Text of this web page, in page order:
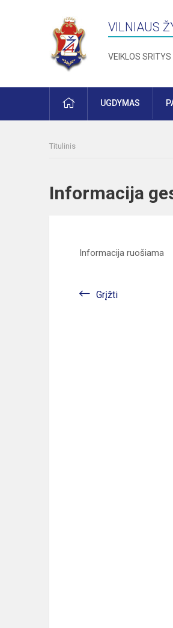
VILNIAUS
VEIKLOS SRITYS
PRADŽIAUGDYMAS
Titulinis
Informacija
Informacija ruošiama
Grįžti